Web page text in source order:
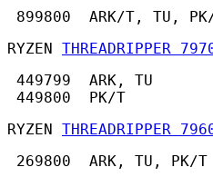
899800  ARK/T, TU,
RYZEN THREADRIPPER
449799  ARK, TU
449800  PK/T
RYZEN THREADRIPPER
269800  ARK, TU, PK/T